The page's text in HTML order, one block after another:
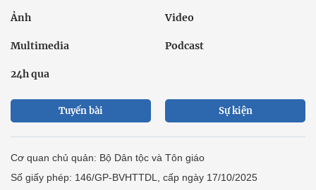
Ảnh Video
Multimedia Podcast
24h qua
Tuyến bài Sự kiện
Cơ quan chủ quản: Bộ Dân tộc và Tôn giáo
Số giấy phép: 146/GP-BVHTTDL, cấp ngày 17/10/2025